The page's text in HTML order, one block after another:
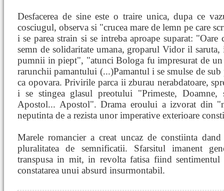
Desfacerea de sine este o traire unica, dupa ce
cosciugul, observa si "crucea mare de lemn pe care
i se parea strain si se intreba aproape suparat:
semn de solidaritate umana, groparul Vidor il saruta,
pumnii in piept", "atunci Bologa fu impresurat de
rarunchii pamantului (...)Pamantul i se smulse de
ca opovara. Privirile parca ii zburau nerabdatoare,
i se stingea glasul preotului "Primeste,
Apostol... Apostol". Drama eroului a izvorat din
neputinta de a rezista unor imperative exterioare
Marele romancier a creat uncaz de constiinta
pluralitatea de semnificatii. Sfarsitul imanent
transpusa in mit, in revolta fatisa fiind sentimentul
constatarea unui absurd insurmontabil.